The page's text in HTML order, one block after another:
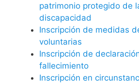
patrimonio protegido de
discapacidad
Inscripción de medidas
voluntarias
Inscripción de
fallecimiento
Inscripción en